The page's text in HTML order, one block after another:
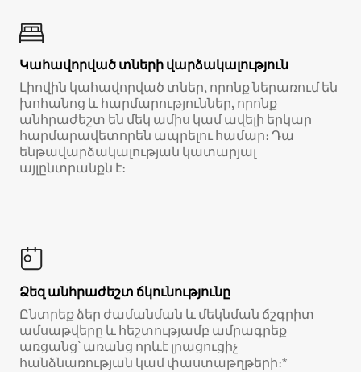
Կահավորված տների վարձակալություն
Լիովին կահավորված տներ, որոնք ներառում են
խոհանոց և հարմարություններ, որոնք
անհրաժեշտ են մեկ ամիս կամ ավելի երկար
հարմարավետորեն ապրելու համար։ Դա
ենթավարձակալության կատարյալ
այլընտրանքն է։
Ձեզ անհրաժեշտ ճկունությունը
Ընտրեք ձեր ժամանման և մեկնման ճշգրիտ
ամսաթվերը և հեշտությամբ ամրագրեք
առցանց՝ առանց որևէ լրացուցիչ
հանձնառության կամ փաստաթղթերի։*